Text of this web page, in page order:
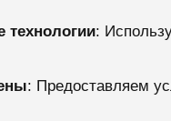
:
: Предоставляем